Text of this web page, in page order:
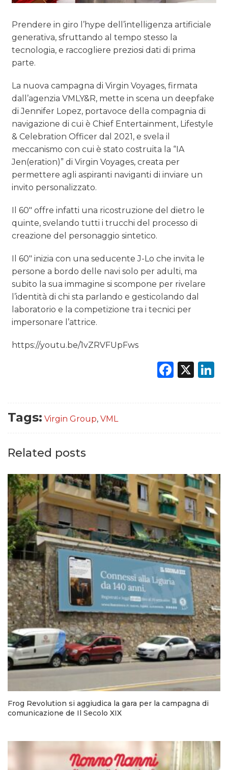
Prendere in giro l’hype dell’intelligenza artificiale
generativa, sfruttando al tempo stesso la
tecnologia, e raccogliere preziosi dati di prima
parte.
La nuova campagna di Virgin Voyages, firmata
dall’agenzia VMLY&R, mette in scena un deepfake
di Jennifer Lopez, portavoce della compagnia di
navigazione di cui è Chief Entertainment, Lifestyle
& Celebration Officer dal 2021, e svela il
meccanismo con cui è stato costruita la “IA
Jen(eration)” di Virgin Voyages, creata per
permettere agli aspiranti naviganti di inviare un
invito personalizzato.
Il 60″ offre infatti una ricostruzione del dietro le
quinte, svelando tutti i trucchi del processo di
creazione del personaggio sintetico.
Il 60″ inizia con una seducente J-Lo che invita le
persone a bordo delle navi solo per adulti, ma
subito la sua immagine si scompone per rivelare
l’identità di chi sta parlando e gesticolando dal
laboratorio e la competizione tra i tecnici per
impersonare l’attrice.
https://youtu.be/1vZRVFUpFws
X
Tags: Virgin Group, VML
Related posts
Frog Revolution si aggiudica la gara per la campagna di
comunicazione de Il Secolo XIX